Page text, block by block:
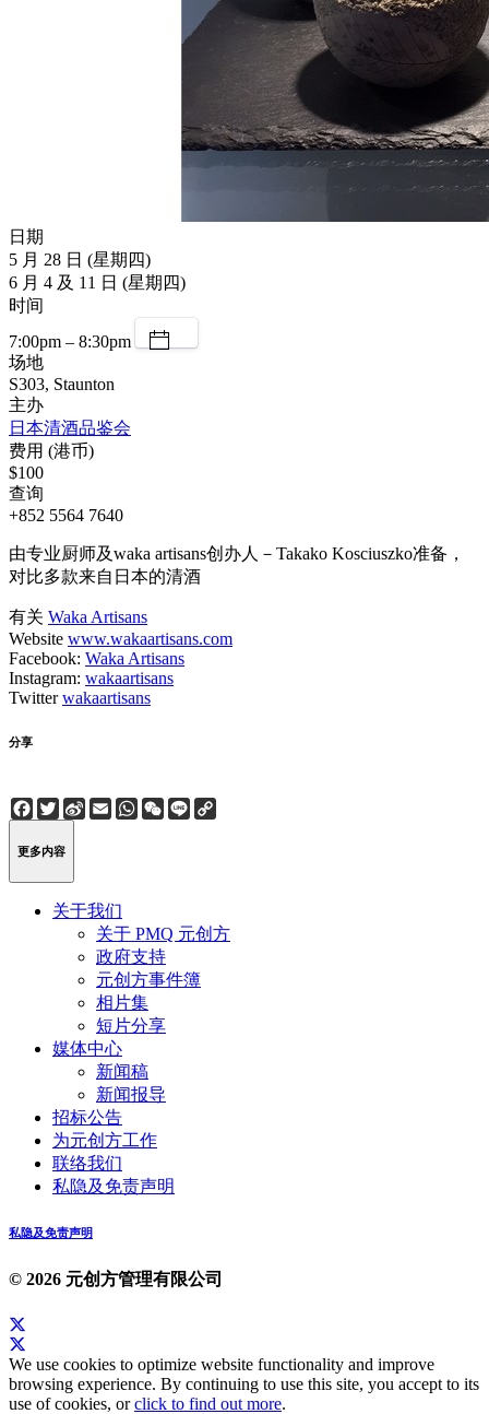
日期
5 月 28 日 (星期四)
6 月 4 及 11 日 (星期四)
时间
7:00pm – 8:30pm
场地
S303, Staunton
主办
日本清酒品鉴会
费用 (港币)
$100
查询
+852 5564 7640
由专业厨师及waka artisans创办人－Takako Kosciuszko准备，
对比多款来自日本的清酒
有关 Waka Artisans
Website www.wakaartisans.com
Facebook: Waka Artisans
Instagram: wakaartisans
Twitterwakaartisans
分享
Facebook
Twitter
Sina
Weibo
EmailWhatsApp
WeChat
Line
更多内容
关于我们
关于 PMQ 元创方
政府支持
元创方事件簿
相片集
短片分享
媒体中心
新闻稿
新闻报导
招标公告
为元创方工作
联络我们
私隐及免责声明
私隐及免责声明
© 2026 元创方管理有限公司
We use cookies to optimize website functionality and improve
browsing experience. By continuing to use this site, you accept to its
use of cookies, orclick to find out more.